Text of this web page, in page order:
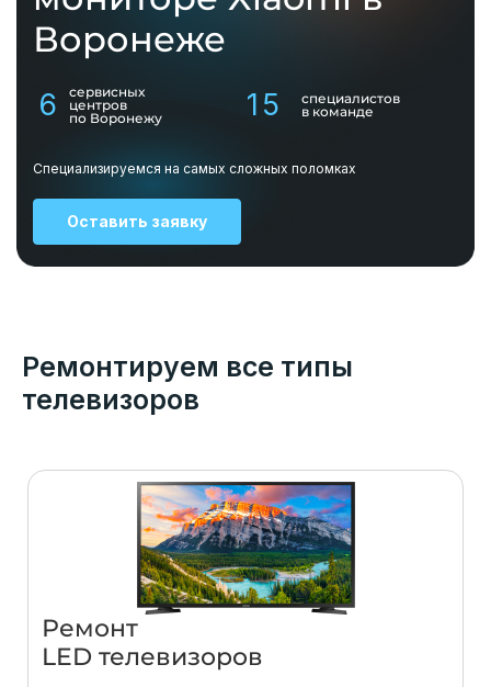
Воронеже
6
сервисных
центров
по Воронежу
15
специалистов
в команде
Специализируемся на самых сложных поломках
Оставить заявку
Ремонтируем все типы
телевизоров
Ремонт
LED телевизоров